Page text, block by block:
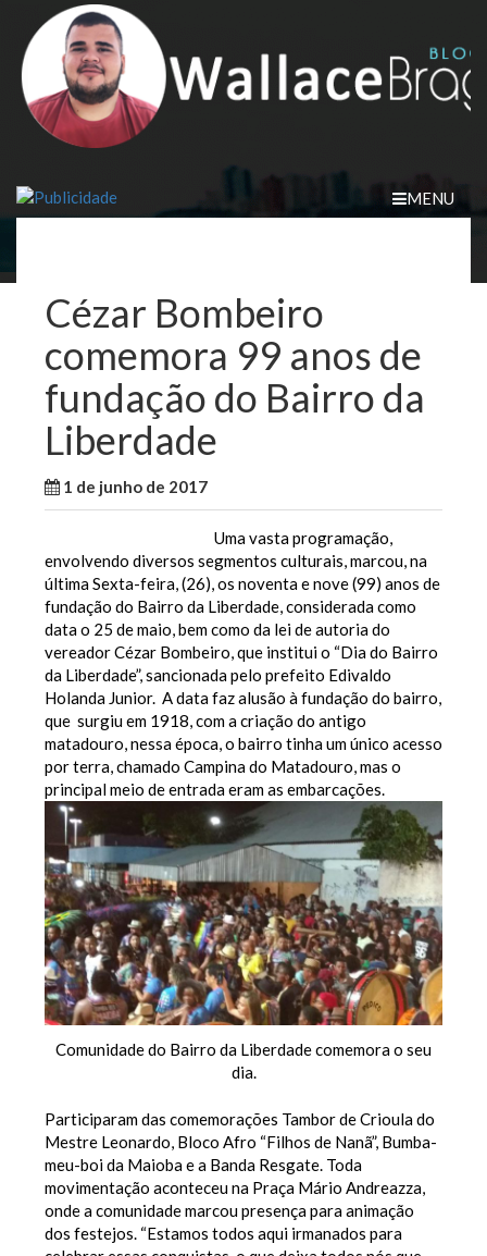
content
MENU
Cézar Bombeiro
comemora 99 anos de
fundação do Bairro da
Liberdade
1 de junho de 2017
Uma vasta programação,
envolvendo diversos segmentos culturais, marcou, na
última Sexta-feira, (26), os noventa e nove (99) anos de
fundação do Bairro da Liberdade, considerada como
data o 25 de maio, bem como da lei de autoria do
vereador Cézar Bombeiro, que institui o “Dia do Bairro
da Liberdade”, sancionada pelo prefeito Edivaldo
Holanda Junior. A data faz alusão à fundação do bairro,
que surgiu em 1918, com a criação do antigo
matadouro, nessa época, o bairro tinha um único acesso
por terra, chamado Campina do Matadouro, mas o
principal meio de entrada eram as embarcações.
Comunidade do Bairro da Liberdade comemora o seu
dia.
Participaram das comemorações Tambor de Crioula do
Mestre Leonardo, Bloco Afro “Filhos de Nanã”, Bumba-
meu-boi da Maioba e a Banda Resgate. Toda
movimentação aconteceu na Praça Mário Andreazza,
onde a comunidade marcou presença para animação
dos festejos. “Estamos todos aqui irmanados para